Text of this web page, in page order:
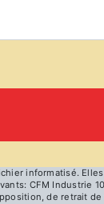
informatisé.
CFM Industrie
de retrait